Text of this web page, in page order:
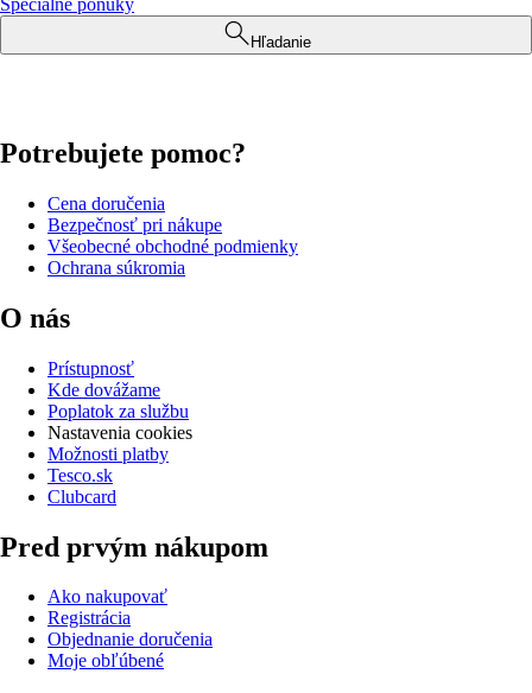
Špeciálne ponuky
Hľadanie
Potrebujete pomoc?
Cena doručenia
Bezpečnosť pri nákupe
Všeobecné obchodné podmienky
Ochrana súkromia
O nás
Prístupnosť
Kde dovážame
Poplatok za službu
Nastavenia cookies
Možnosti platby
Tesco.sk
Clubcard
Pred prvým nákupom
Ako nakupovať
Registrácia
Objednanie doručenia
Moje obľúbené